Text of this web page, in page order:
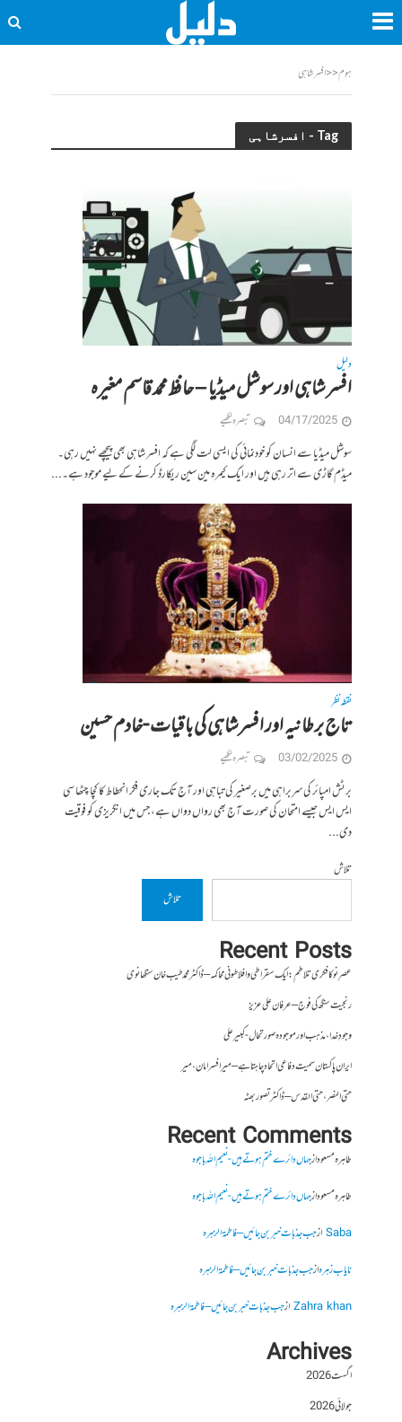
ہوم<<افسرشاہی
Tag - افسرشاہی
دلیل
افسر شاہی اور سوشل میڈیا – حافظ محمد قاسم مغیرہ
04/17/2025 تبصرہ لکھیے
سوشل میڈیا سے انسان کو خودنمائی کی ایسی لت لگی ہے کہ افسر شاہی بھی پیچھے نہیں رہی۔
میڈم گاڑی سے اتر رہی ہیں اور ایک کیمرہ مین سین ریکارڈ کرنے کے لیے موجود ہے۔...
نقطہ نظر
تاج برطانیہ اور افسرشاہی کی باقیات -خادم حسین
03/02/2025 تبصرہ لکھیے
برٹش امپائر کی سربراہی میں برصغیر کی تباہی اور آج تک جاری فکر انحطاط کا کچا چٹھا سی
ایس ایس جیسے امتحان کی صورت آج بھی رواں دواں ہے، جس میں انگریزی کو فوقیت
دی...
تلاش
تلاش
Recent Posts
عصرِ نو کا فکری تلاطم: ایک سقراطی و افلاطونی محاکمہ – ڈاکٹر محمد طیب خان سنگھانوی
رنجیت سنگھ کی فوج – عرفان علی عزیز
وجودِ خدا، مذہب اور موجودہ صورتحال- کبیر علی
ایران پاکستان سمیت دفاعی اتحاد چاہتا ہے – میر افسر امان،میر
حتی النصر ، حتی القدس – ڈاکٹر تصور بھٹہ
Recent Comments
طاہرہ مسعودازجہاں دائرے ختم ہوتے ہیں- نعیم اللہ باجوہ
طاہرہ مسعودازجہاں دائرے ختم ہوتے ہیں- نعیم اللہ باجوہ
Sabaازجب جذبات خبر بن جائیں – فاطمۃالزہرہ
نایاب زہرہازجب جذبات خبر بن جائیں – فاطمۃالزہرہ
Zahra khanازجب جذبات خبر بن جائیں – فاطمۃالزہرہ
Archives
اگست 2026
جولائی 2026